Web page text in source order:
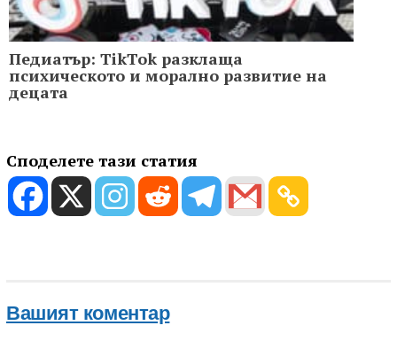
Педиатър: TikTok разклаща
психическото и морално развитие на
децата
Споделете тази статия
Вашият коментар